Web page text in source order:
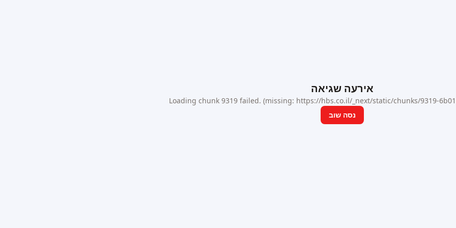
אירעה שגיאה
Loading chunk 9319 failed. (missing: https://hbs.co.il/_next/static/chunks/9319-
נסה שוב